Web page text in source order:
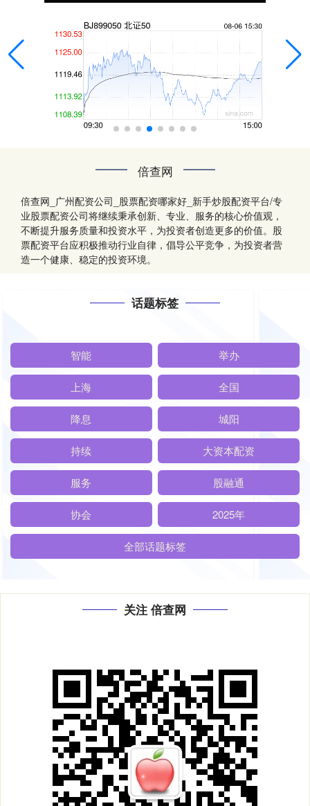
倍查网
倍查网_广州配资公司_股票配资哪家好_新手炒股配资平台/专
业股票配资公司将继续秉承创新、专业、服务的核心价值观，
不断提升服务质量和投资水平，为投资者创造更多的价值。股
票配资平台应积极推动行业自律，倡导公平竞争，为投资者营
造一个健康、稳定的投资环境。
话题标签
智能 举办
上海 全国
降息 城阳
持续 大资本配资
服务 股融通
协会 2025年
全部话题标签
关注 倍查网